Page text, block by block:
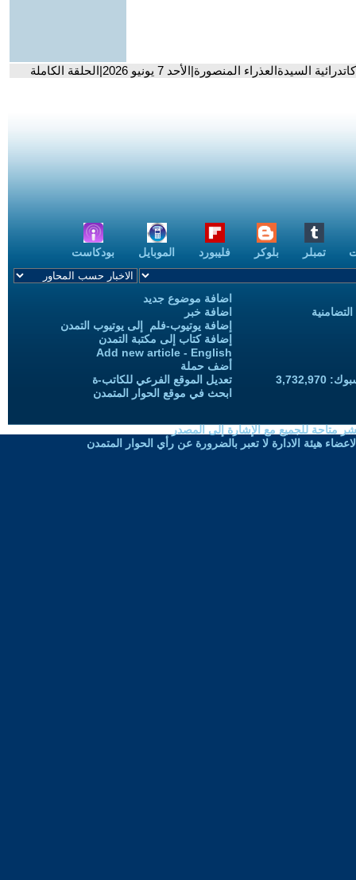
المنصورة|الأحد 7 يونيو 2026|الحلقة الكاملة
تمبلر بلوكر فليبورد الموبايل بودكاست
اضافة موضوع جديد
اضافة خبر
إضافة يوتيوب-فلم إلى يوتيوب التمدن
إضافة كتاب إلى مكتبة التمدن
Add new article - English
أضف حملة
تعديل الموقع الفرعي للكاتب-ة
ابحث في موقع الحوار المتمدن
متاحة للجميع مع الإشارة إلى المصدر
هيئة الادارة لا تعبر بالضرورة عن رأي الحوار المتمدن